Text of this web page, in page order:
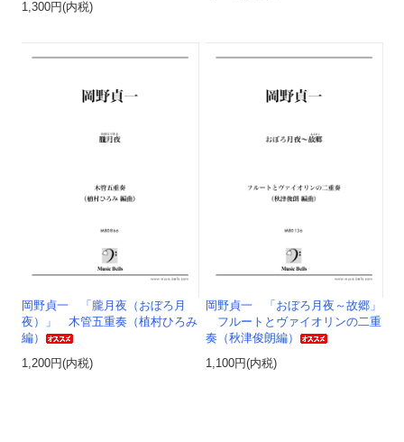
1,300円(内税)
岡野貞一 「朧月夜（おぼろ月
夜）」 木管五重奏（植村ひろみ
編）
1,200円(内税)
岡野貞一 「おぼろ月夜～故郷」
フルートとヴァイオリンの二重
奏（秋津俊朗編）
1,100円(内税)